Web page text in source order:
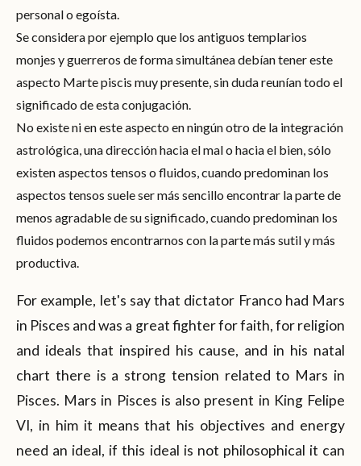
personal o egoísta.
Se considera por ejemplo que los antiguos templarios
monjes y guerreros de forma simultánea debían tener este
aspecto Marte piscis muy presente, sin duda reunían todo el
significado de esta conjugación.
No existe ni en este aspecto en ningún otro de la integración
astrológica, una dirección hacia el mal o hacia el bien, sólo
existen aspectos tensos o fluidos, cuando predominan los
aspectos tensos suele ser más sencillo encontrar la parte de
menos agradable de su significado, cuando predominan los
fluidos podemos encontrarnos con la parte más sutil y más
productiva.
For example, let's say that dictator Franco had Mars
in Pisces and was a great fighter for faith, for religion
and ideals that inspired his cause, and in his natal
chart there is a strong tension related to Mars in
Pisces. Mars in Pisces is also present in King Felipe
VI, in him it means that his objectives and energy
need an ideal, if this ideal is not philosophical it can